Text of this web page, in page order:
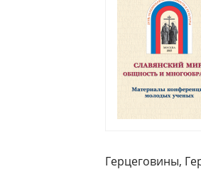
Герцеговины,